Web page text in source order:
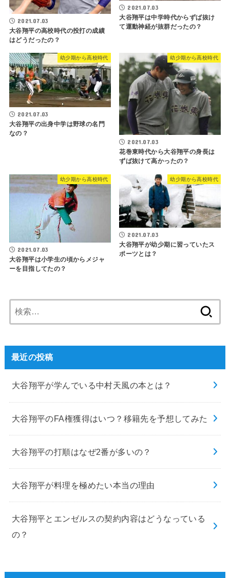
2021.07.03
大谷翔平の高校時代の投打の成績
はどうだったの？
2021.07.03
大谷翔平は中学時代からずば抜け
て運動神経が抜群だったの？
幼少期から高校時代
2021.07.03
大谷翔平の出身中学は野球の名門
なの？
幼少期から高校時代
2021.07.03
花巻東時代から大谷翔平の身長は
ずば抜けて高かったの？
幼少期から高校時代
2021.07.03
大谷翔平は小学生の頃からメジャ
ーを目指してたの？
幼少期から高校時代
2021.07.03
大谷翔平が幼少期に習っていたス
ポーツとは？
索:
最近の投稿
大谷翔平が学んでいる中村天風の本とは？
大谷翔平のFA権獲得はいつ？移籍先を予想してみた
大谷翔平の打順はなぜ2番が多いの？
大谷翔平が料理を極めたい本当の理由
大谷翔平とエンゼルスの契約内容はどうなっている
の？